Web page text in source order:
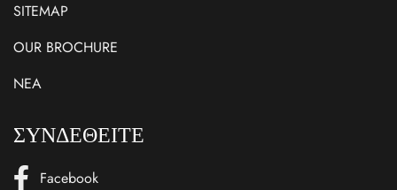
SITEMAP
OUR BROCHURE
NEA
ΣΥΝΔΕΘΕΙΤΕ
Facebook